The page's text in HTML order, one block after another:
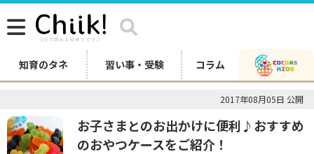
知育のタネ 習い事・受験 コラム
2017年08月05日 公開
お子さまとのお出かけに便利♪おすすめ
のおやつケースをご紹介！